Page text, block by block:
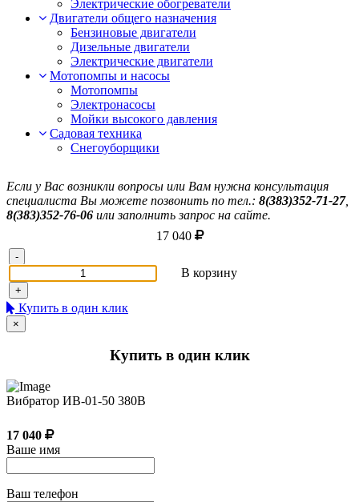
Электрические обогреватели
Двигатели общего назначения
Бензиновые двигатели
Дизельные двигатели
Электрические двигатели
Мотопомпы и насосы
Мотопомпы
Электронасосы
Мойки высокого давления
Садовая техника
Снегоуборщики
Если у Вас возникли вопросы или Вам нужна консультация
специалиста Вы можете позвонить по тел.: 8(383)352-71-27,
8(383)352-76-06 или заполнить запрос на сайте.
17 040
-
+
В корзину
Купить в один клик
×
Купить в один клик
Вибратор ИВ-01-50 380В
17 040
Ваше имя
Ваш телефон